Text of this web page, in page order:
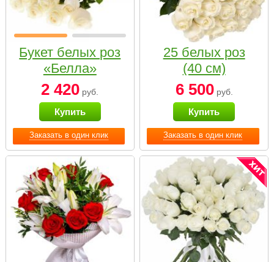
Заказать в один клик
Букет белых роз
«Белла»
2 420 руб.
Купить
Заказать в один клик
25 белых роз
(40 см)
6 500руб.
Купить